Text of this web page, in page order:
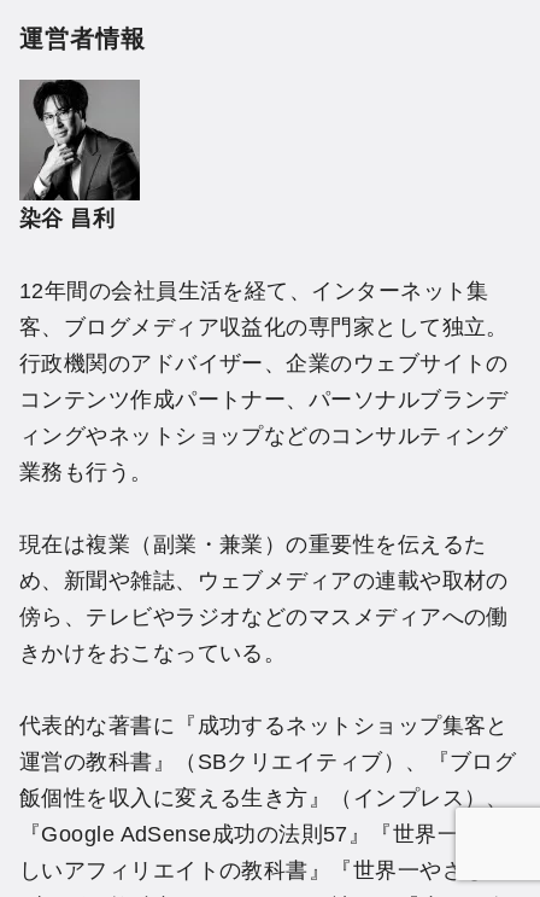
運営者情報
染谷 昌利
12年間の会社員生活を経て、インターネット集
客、ブログメディア収益化の専門家として独立。
行政機関のアドバイザー、企業のウェブサイトの
コンテンツ作成パートナー、パーソナルブランデ
ィングやネットショップなどのコンサルティング
業務も行う。
現在は複業（副業・兼業）の重要性を伝えるた
め、新聞や雑誌、ウェブメディアの連載や取材の
傍ら、テレビやラジオなどのマスメディアへの働
きかけをおこなっている。
代表的な著書に『成功するネットショップ集客と
運営の教科書』（SBクリエイティブ）、『ブログ
飯個性を収入に変える生き方』（インプレス）、
『Google AdSense成功の法則57』『世界一やさ
しいアフィリエイトの教科書』『世界一やさしい